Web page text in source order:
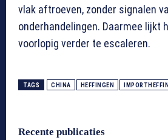
vlak aftroeven, zonder signalen
onderhandelingen. Daarmee lijkt
voorlopig verder te escaleren.
TAGS CHINA HEFFINGEN
Recente publicaties